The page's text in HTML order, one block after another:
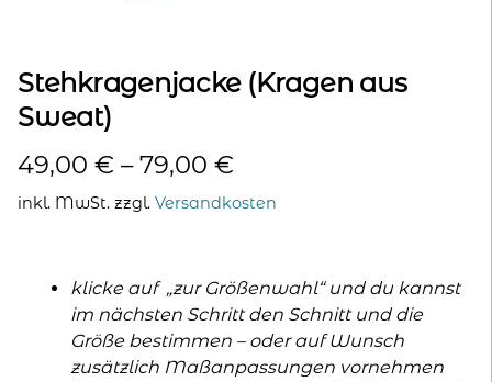
Stehkragenjacke (Kragen aus
Sweat)
49,00 € –79,00 €
inkl. MwSt. zzgl. Versandkosten
klicke auf „zur Größenwahl“ und du kannst
im nächsten Schritt den Schnitt und die
Größe bestimmen – oder auf Wunsch
zusätzlich Maßanpassungen vornehmen